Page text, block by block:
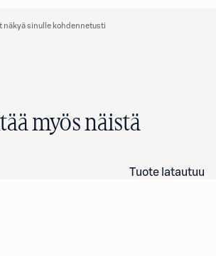
näkyä sinulle kohdennetusti
myös näistä
Tuote latautuu